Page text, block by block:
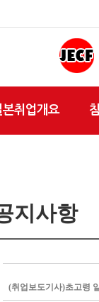
본취업개요
지사항
(취업보도기사)초고령